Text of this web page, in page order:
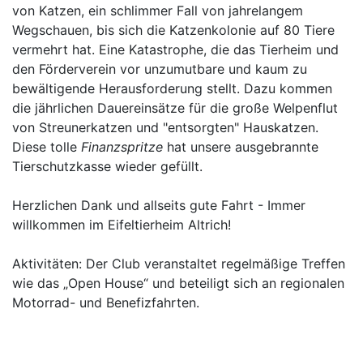
von Katzen, ein schlimmer Fall von jahrelangem
Wegschauen, bis sich die Katzenkolonie auf 80 Tiere
vermehrt hat. Eine Katastrophe, die das Tierheim und
den Förderverein vor unzumutbare und kaum zu
bewältigende Herausforderung stellt. Dazu kommen
die jährlichen Dauereinsätze für die große Welpenflut
von Streunerkatzen und "entsorgten" Hauskatzen.
Diese tolle Finanzspritze hat unsere ausgebrannte
Tierschutzkasse wieder gefüllt.
Herzlichen Dank und allseits gute Fahrt - Immer
willkommen im Eifeltierheim Altrich!
Aktivitäten: Der Club veranstaltet regelmäßige Treffen
wie das „Open House“ und beteiligt sich an regionalen
Motorrad- und Benefizfahrten.